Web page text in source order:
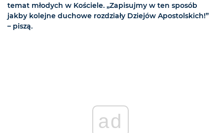
temat młodych w Kościele. „Zapisujmy w ten sposób
jakby kolejne duchowe rozdziały Dziejów Apostolskich!”
– piszą.
ad